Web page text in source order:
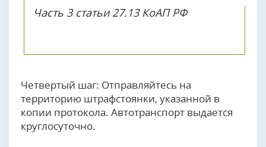
Часть 3 статьи 27.13 КоАП РФ
Четвертый шаг: Отправляйтесь на
территорию штрафстоянки, указанной в
копии протокола. Автотранспорт выдается
круглосуточно.